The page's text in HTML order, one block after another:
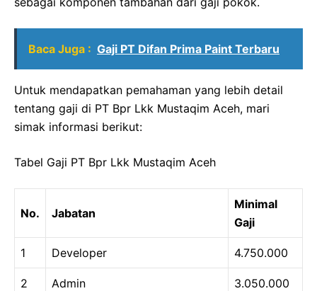
Baca Juga : Gaji PT Difan Prima Paint Terbaru
Untuk mendapatkan pemahaman yang lebih detail
tentang gaji di PT Bpr Lkk Mustaqim Aceh, mari
simak informasi berikut:
Tabel Gaji PT Bpr Lkk Mustaqim Aceh
No. Jabatan
Minimal
Gaji
1 Developer 4.750.000
2 Admin 3.050.000